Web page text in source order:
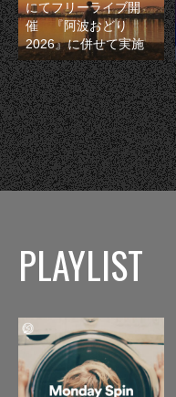
にてフリーライブ開
催 『阿波おどり
2026』に併せて実施
PLAYLIST